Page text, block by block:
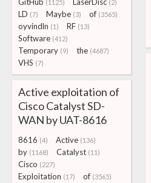
(1125) (2)
LD (7) Maybe (3) of (3565)
oyvindln (1) RF (13)
Software (412)
Temporary (9) the (4687)
VHS (7)
Active exploitation of
Cisco Catalyst SD-
WAN by UAT-8616
8616 (4) Active (136)
by (1168) Catalyst (11)
Cisco (227)
Exploitation (17) of (3565)